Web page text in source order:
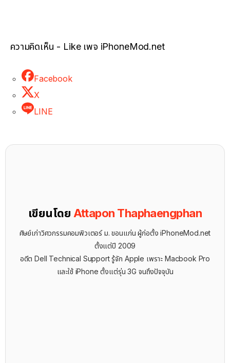
ความคิดเห็น - Like เพจ iPhoneMod.net
Facebook
X
LINE
เขียนโดย Attapon Thaphaengphan
ศิษย์เก่าวิศวกรรมคอมพิวเตอร์ ม. ขอนแก่น ผู้ก่อตั้ง iPhoneMod.net
ตั้งแต่ปี 2009
อดีต Dell Technical Support รู้จัก ​Apple เพราะ Macbook Pro
และใช้ iPhone ตั้งแต่รุ่น 3G จนถึงปัจจุบัน